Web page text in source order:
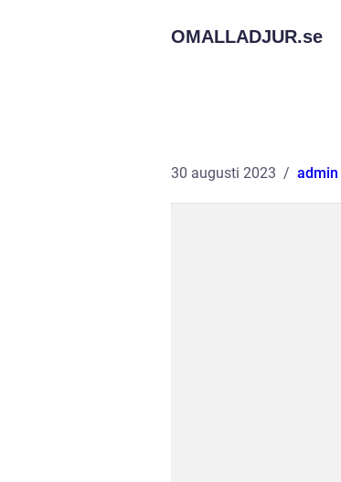
OMALLADJUR.se
30 augusti 2023 admin